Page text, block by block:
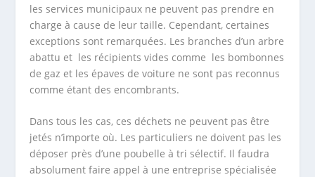
les services municipaux ne peuvent pas prendre en
charge à cause de leur taille. Cependant, certaines
exceptions sont remarquées. Les branches d’un arbre
abattu et les récipients vides comme les bombonnes
de gaz et les épaves de voiture ne sont pas reconnus
comme étant des encombrants.
Dans tous les cas, ces déchets ne peuvent pas être
jetés n’importe où. Les particuliers ne doivent pas les
déposer près d’une poubelle à tri sélectif. Il faudra
absolument faire appel à une entreprise spécialisée